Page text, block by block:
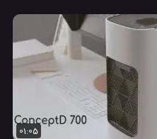
01:05